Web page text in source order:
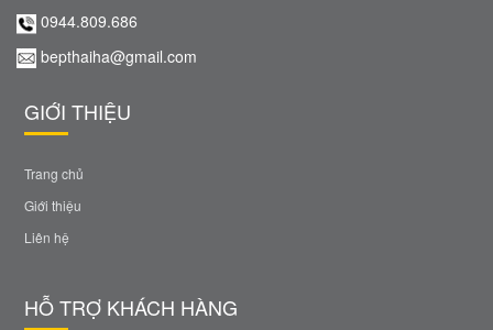
0944.809.686
bepthaiha@gmail.com
GIỚI THIỆU
Trang chủ
Giới thiệu
Liên hệ
HỖ TRỢ KHÁCH HÀNG